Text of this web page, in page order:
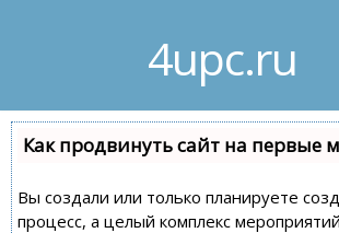
4upc.ru
Как продвинуть сайт на первые
Вы создали или только планируете
процесс, а целый комплекс